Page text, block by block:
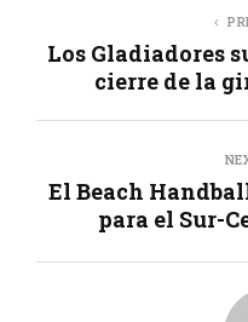
Los Gladiadores
cierre de la
El Beach
para el Sur-